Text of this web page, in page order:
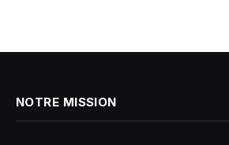
NOTRE MISSION